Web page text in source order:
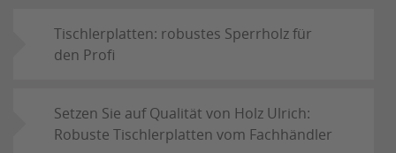
Tischlerplatten: robustes Sperrholz für
den Profi
Setzen Sie auf Qualität von Holz Ulrich:
Robuste Tischlerplatten vom Fachhändler